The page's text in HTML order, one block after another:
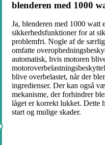
blenderen med 1000
Ja, blenderen med 1000 watt
sikkerhedsfunktioner for at
problemfri. Nogle af de
omfatte
automatisk, hvis motoren
blive overbelastet, når der
ingredienser. Der kan også
mekanisme, der forhindrer
låget er korrekt lukket. Dette
start og mulige skader.